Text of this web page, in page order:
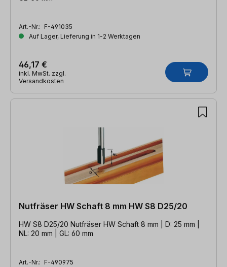
Art.-Nr.: F-491035
Auf Lager, Lieferung in 1-2 Werktagen
46,17 €
inkl. MwSt. zzgl.
Versandkosten
Nutfräser HW Schaft 8 mm HW S8 D25/20
HW S8 D25/20 Nutfräser HW Schaft 8 mm | D: 25 mm |
NL: 20 mm | GL: 60 mm
Art.-Nr.: F-490975